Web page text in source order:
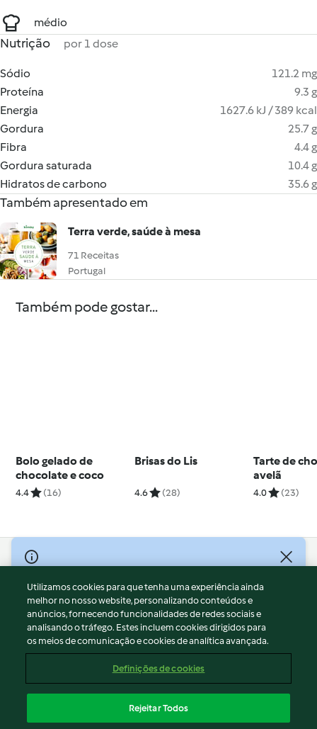
médio
Nutrição por 1 dose
Sódio
121.2 mg
Proteína
9.3 g
Energia
1627.6 kJ / 389 kcal
Gordura
25.7 g
Fibra
4.4 g
Gordura saturada
10.4 g
Hidratos de carbono
35.6 g
Também apresentado em
Terra verde, saúde à mesa
71 Receitas
Portugal
Também pode gostar...
Bolo gelado de
chocolate e coco
4.4 (16)
Brisas do Lis
4.6 (28)
Tarte de
avelã
4.0 (23)
© Copyright 2026
Termos de Utilização
Aviso sobre Proteção de Dados
Aviso
Apoio legal
Conteúdo do relatório
Declaração de acessibilidade
Utilizamos cookies para que tenha uma experiência ainda
melhor no nosso website, personalizando conteúdos e
anúncios, fornecendo funcionalidades de redes sociais e
analisando o tráfego. Estes incluem cookies dirigidos para
os meios de comunicação e cookies de analítica avançada.
Definições de cookies
Rejeitar Todos